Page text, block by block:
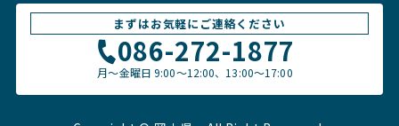
まずはお気軽にご連絡ください
086-272-1877
月〜金曜日9:00～12:00、13:00〜17:00